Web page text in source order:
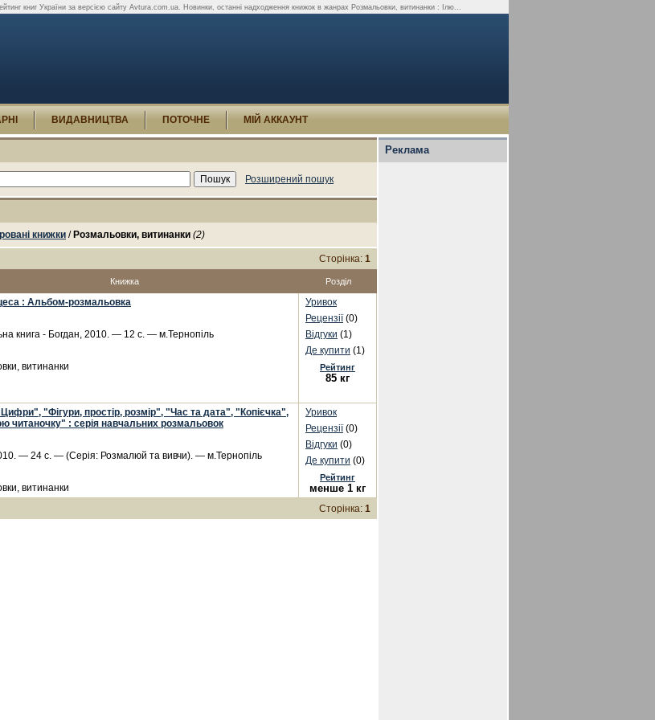
книг України за версією сайту Avtura.com.ua. Новинки, останні надходження книжок в жанрах Розмальовки, витинанки : Ілю...
ВИДАВНИЦТВА ПОТОЧНЕ МІЙ АККАУНТ
Розширений пошук
книжки / Розмальовки, витинанки (2)
Сторінка: 1
Книжка Розділ
: Альбом-розмальовка
книга - Богдан, 2010. — 12 с. — м.Тернопіль
витинанки
Уривок
Рецензії(0)
Відгуки (1)
Де купити (1)
Рейтинг
85 кг
"Фігури, простір, розмір", "Час та дата", "Копієчка",
читаночку" : серія навчальних розмальовок
— 24 с. — (Серія: Розмалюй та вивчи). — м.Тернопіль
витинанки
Уривок
Рецензії(0)
Відгуки (0)
Де купити (0)
Рейтинг
менше 1 кг
Сторінка: 1
Реклама